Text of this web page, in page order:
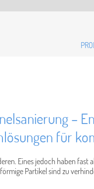
–
für
Eines jedoch haben
Partikel sind zu